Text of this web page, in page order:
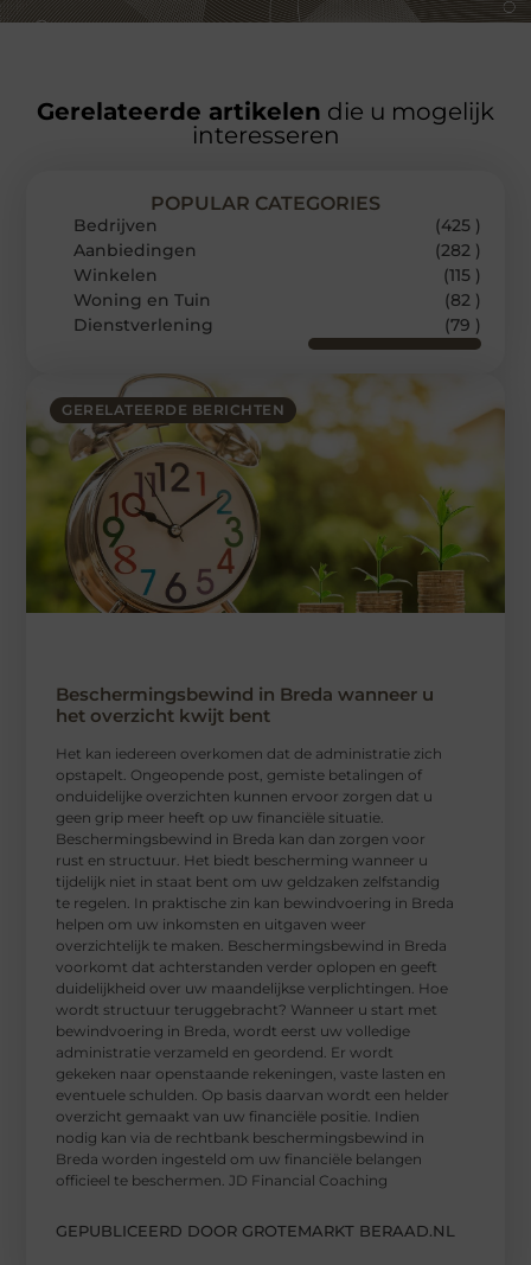
Gerelateerde artikelen die u mogelijk
interesseren
GERELATEERDE BERICHTEN
Beschermingsbewind in Breda wanneer u
het overzicht kwijt bent
Het kan iedereen overkomen dat de administratie zich
opstapelt. Ongeopende post, gemiste betalingen of
onduidelijke overzichten kunnen ervoor zorgen dat u
geen grip meer heeft op uw financiële situatie.
Beschermingsbewind in Breda kan dan zorgen voor
rust en structuur. Het biedt bescherming wanneer u
tijdelijk niet in staat bent om uw geldzaken zelfstandig
te regelen. In praktische zin kan bewindvoering in Breda
helpen om uw inkomsten en uitgaven weer
overzichtelijk te maken. Beschermingsbewind in Breda
voorkomt dat achterstanden verder oplopen en geeft
duidelijkheid over uw maandelijkse verplichtingen. Hoe
wordt structuur teruggebracht? Wanneer u start met
bewindvoering in Breda, wordt eerst uw volledige
administratie verzameld en geordend. Er wordt
gekeken naar openstaande rekeningen, vaste lasten en
eventuele schulden. Op basis daarvan wordt een helder
overzicht gemaakt van uw financiële positie. Indien
nodig kan via de rechtbank beschermingsbewind in
Breda worden ingesteld om uw financiële belangen
officieel te beschermen. JD Financial Coaching
GEPUBLICEERD DOOR GROTEMARKT BERAAD.NL
POPULAR CATEGORIES
Bedrijven
(425 )
Aanbiedingen
(282 )
Winkelen
(115 )
Woning en Tuin
(82 )
Dienstverlening
(79 )